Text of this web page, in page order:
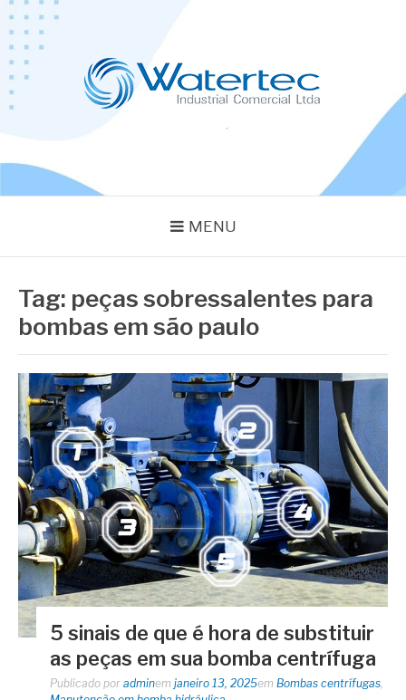
Pular
para
conteúdo
MENU
Tag: peças sobressalentes para
bombas em são paulo
5 sinais de que é hora de substituir
as peças em sua bomba centrífuga
Publicado por adminem janeiro 13, 2025em Bombas centrífugas